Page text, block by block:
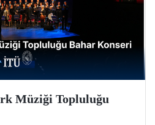
Müziği Topluluğu